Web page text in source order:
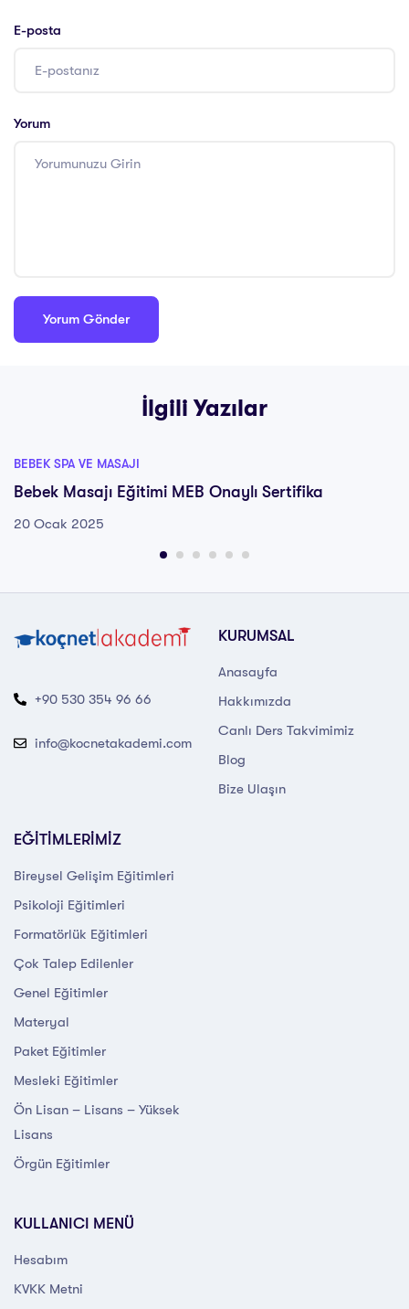
E-posta
Yorum
İlgili Yazılar
BEBEK SPA VE MASAJI
Bebek Masajı Eğitimi MEB Onaylı Sertifika
20 Ocak 2025
+90 530 354 96 66
info@kocnetakademi.com
KURUMSAL
Anasayfa
Hakkımızda
Canlı Ders Takvimimiz
Blog
Bize Ulaşın
EĞİTİMLERİMİZ
Bireysel Gelişim Eğitimleri
Psikoloji Eğitimleri
Formatörlük Eğitimleri
Çok Talep Edilenler
Genel Eğitimler
Materyal
Paket Eğitimler
Mesleki Eğitimler
Ön Lisan – Lisans – Yüksek
Lisans
Örgün Eğitimler
KULLANICI MENÜ
Hesabım
KVKK Metni